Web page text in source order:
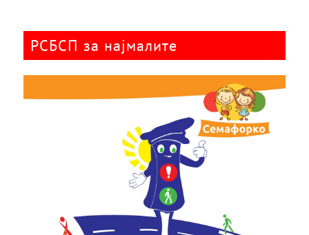
РСБСП за најмалите